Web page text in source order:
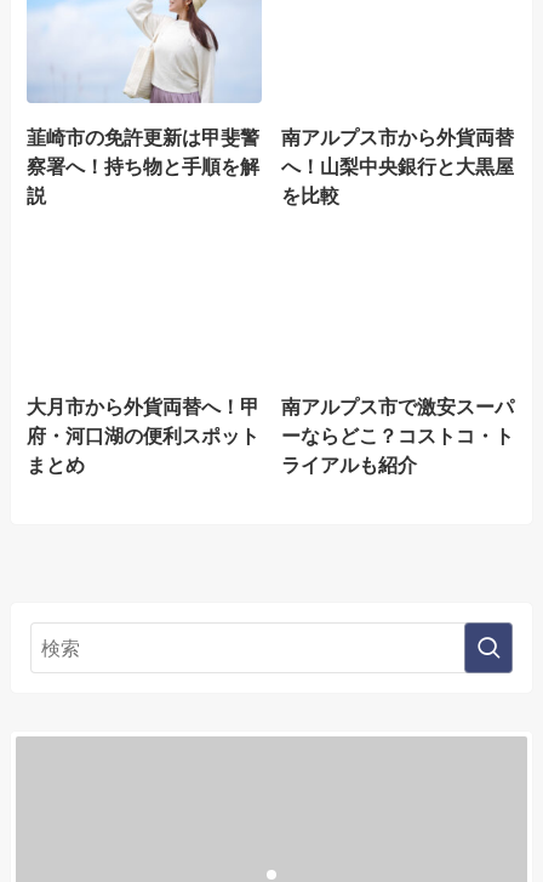
韮崎市の免許更新は甲斐警
察署へ！持ち物と手順を解
説
南アルプス市から外貨両替
へ！山梨中央銀行と大黒屋
を比較
大月市から外貨両替へ！甲
府・河口湖の便利スポット
まとめ
南アルプス市で激安スーパ
ーならどこ？コストコ・ト
ライアルも紹介